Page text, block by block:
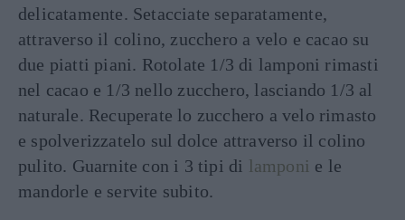
delicatamente. Setacciate separatamente,
attraverso il colino, zucchero a velo e cacao su
due piatti piani. Rotolate 1/3 di lamponi rimasti
nel cacao e 1/3 nello zucchero, lasciando 1/3 al
naturale. Recuperate lo zucchero a velo rimasto
e spolverizzatelo sul dolce attraverso il colino
pulito. Guarnite con i 3 tipi di lamponi e le
mandorle e servite subito.